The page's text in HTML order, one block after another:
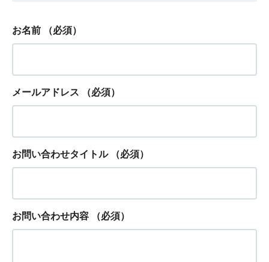
お名前 （必須）
メールアドレス （必須）
お問い合わせタイトル （必須）
お問い合わせ内容 （必須）